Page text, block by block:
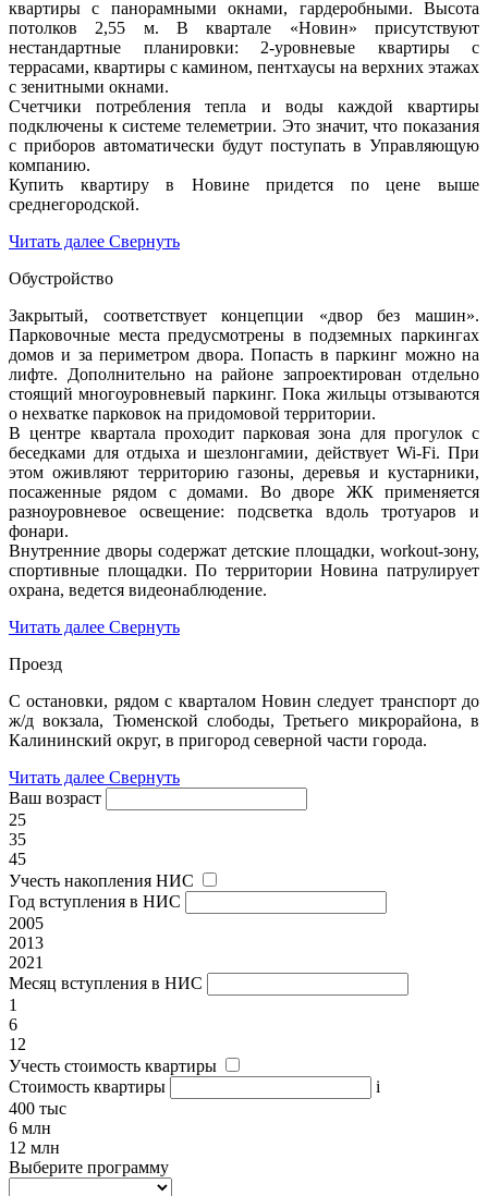
квартиры с панорамными окнами, гардеробными. Высота
потолков 2,55 м. В квартале «Новин» присутствуют
нестандартные планировки: 2-уровневые квартиры с
террасами, квартиры с камином, пентхаусы на верхних этажах
с зенитными окнами.
Счетчики потребления тепла и воды каждой квартиры
подключены к системе телеметрии. Это значит, что показания
с приборов автоматически будут поступать в Управляющую
компанию.
Купить квартиру в Новине придется по цене выше
среднегородской.
Читать далее Свернуть
Обустройство
Закрытый, соответствует концепции «двор без машин».
Парковочные места предусмотрены в подземных паркингах
домов и за периметром двора. Попасть в паркинг можно на
лифте. Дополнительно на районе запроектирован отдельно
стоящий многоуровневый паркинг. Пока жильцы отзываются
о нехватке парковок на придомовой территории.
В центре квартала проходит парковая зона для прогулок с
беседками для отдыха и шезлонгамии, действует Wi-Fi. При
этом оживляют территорию газоны, деревья и кустарники,
посаженные рядом с домами. Во дворе ЖК применяется
разноуровневое освещение: подсветка вдоль тротуаров и
фонари.
Внутренние дворы содержат детские площадки, workout-зону,
спортивные площадки. По территории Новина патрулирует
охрана, ведется видеонаблюдение.
Читать далее Свернуть
Проезд
С остановки, рядом с кварталом Новин следует транспорт до
ж/д вокзала, Тюменской слободы, Третьего микрорайона, в
Калининский округ, в пригород северной части города.
Читать далее Свернуть
Ваш возраст
25
35
45
Учесть накопления НИС
Год вступления в НИС
2005
2013
2021
Месяц вступления в НИС
1
6
12
Учесть стоимость квартиры
Стоимость квартиры
i
400 тыс
6 млн
12 млн
Выберите программу